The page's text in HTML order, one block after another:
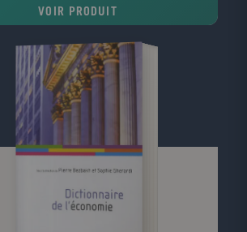
profondément marqué l'humanité dans sa
VOIR PRODUIT